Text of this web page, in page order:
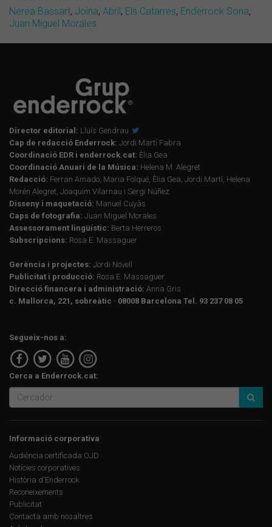
Nerea Bassart, Joina, Abril, Els Catarres, Enderrock Sona,
Juan Miguel Morales
Director editorial: Lluís Gendrau
Cap de redacció Enderrock: Jordi Martí Fabra
Coordinació EDR i enderrock.cat: Èlia Gea
Coordinació Anuari de la Música: Helena M. Alegret
Redacció: Ferran Amado, Maria Folqué, Èlia Gea, Jordi Martí, Helena
Morén Alegret, Joaquim Vilarnau i Sergi Núñez
Disseny i maquetació: Manuel Cuyàs
Caps de fotografia: Juan Miguel Morales
Assessorament lingüístic: Berta Herreros
Subscripcions: Rosa E. Massaguer
Gerència i projectes: Jordi Novell
Publicitat i producció: Rosa E. Massaguer
Direcció financera i administració: Anna Gris
c. Mallorca, 221, sobreàtic · 08008 Barcelona Tel. 93 237 08 05
Segueix-nos a:
Cerca a Enderrock.cat:
Informació corporativa
Audiència certificada OJD
Notícies corporatives
Història d'Enderrock
Reconeixements
Publicitat
Contacta amb nosaltres